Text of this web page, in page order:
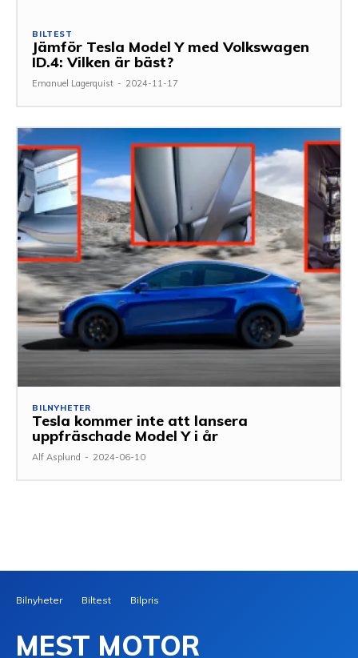
BILTEST
Jämför Tesla Model Y med Volkswagen
ID.4: Vilken är bäst?
Emanuel Lagerquist - 2024-11-17
BILNYHETER
Tesla kommer inte att lansera
uppfräschade Model Y i år
Alf Asplund - 2024-06-10
Bilnyheter Biltest Bilpris
MEST MOTOR